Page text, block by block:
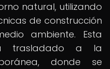
natural, utilizando
de construcción
ambiente. Esta
trasladado a la
donde se